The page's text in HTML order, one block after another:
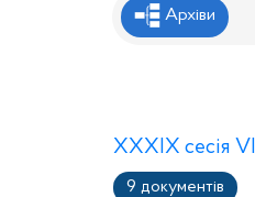
Рішення
Архіви
XXXІХ сесія
9 документів